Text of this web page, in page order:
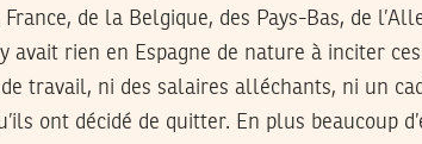
de la Belgique, des Pays-Bas, de
avait rien en Espagne de nature à inciter
travail, ni des salaires alléchants, ni un
ont décidé de quitter. En plus beaucoup